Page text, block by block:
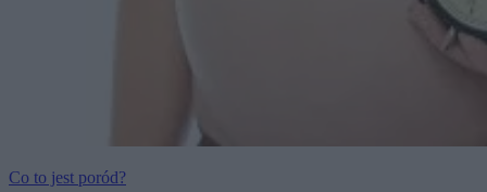
Co to jest poród?